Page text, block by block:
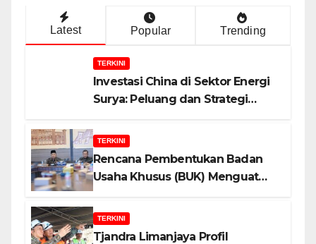
Latest Popular Trending
TERKINI
Investasi China di Sektor Energi
Surya: Peluang dan Strategi
TERKINI
Rencana Pembentukan Badan
Usaha Khusus (BUK) Menguat
Alasannya!
TERKINI
Tjandra Limanjaya Profil